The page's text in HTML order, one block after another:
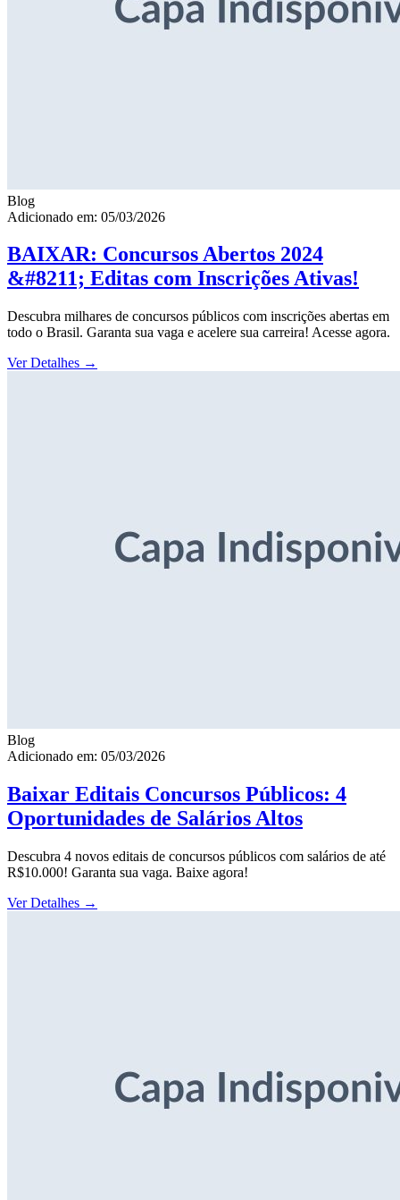
Blog
Adicionado em: 05/03/2026
BAIXAR: Concursos Abertos 2024
&#8211; Editas com Inscrições Ativas!
Descubra milhares de concursos públicos com inscrições abertas em
todo o Brasil. Garanta sua vaga e acelere sua carreira! Acesse agora.
Ver Detalhes →
Blog
Adicionado em: 05/03/2026
Baixar Editais Concursos Públicos: 4
Oportunidades de Salários Altos
Descubra 4 novos editais de concursos públicos com salários de até
R$10.000! Garanta sua vaga. Baixe agora!
Ver Detalhes →